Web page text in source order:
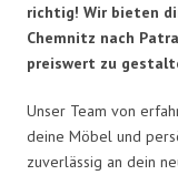
richtig! Wir bieten
Chemnitz nach
preiswert zu
Unser Team von
deine Möbel und
zuverlässig an dein